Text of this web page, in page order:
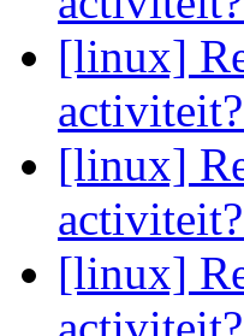
[linux]
activiteit?
[linux]
activiteit?
[linux]